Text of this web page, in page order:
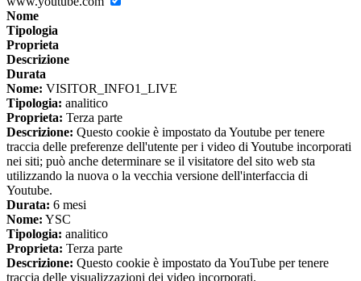
Nome
Tipologia
Proprieta
Descrizione
Durata
Nome: VISITOR_INFO1_LIVE
Tipologia: analitico
Proprieta: Terza parte
Descrizione: Questo cookie è impostato da Youtube per tenere
traccia delle preferenze dell'utente per i video di Youtube incorporati
nei siti; può anche determinare se il visitatore del sito web sta
utilizzando la nuova o la vecchia versione dell'interfaccia di
Youtube.
Durata: 6 mesi
Nome: YSC
Tipologia: analitico
Proprieta: Terza parte
Descrizione: Questo cookie è impostato da YouTube per tenere
traccia delle visualizzazioni dei video incorporati.